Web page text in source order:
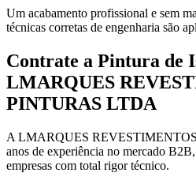
Um acabamento profissional e sem
técnicas corretas de engenharia são
Contrate a Pintura de
LMARQUES
PINTURAS LTDA
A LMARQUES
anos de experiência no mercado
empresas com total rigor técnico.